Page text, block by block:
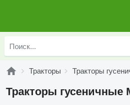
Тракторы Тракторы
Тракторы гусеничные